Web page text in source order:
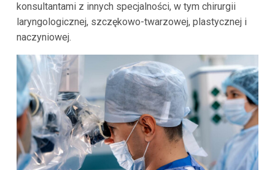
konsultantami z innych specjalności, w tym chirurgii
laryngologicznej, szczękowo-twarzowej, plastycznej i
naczyniowej.